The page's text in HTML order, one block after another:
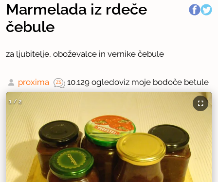
Marmelada iz rdeče
čebule
za ljubitelje, oboževalce in vernike čebule
proxima 10.129 ogledoviz moje bodoče betule
1 / 2